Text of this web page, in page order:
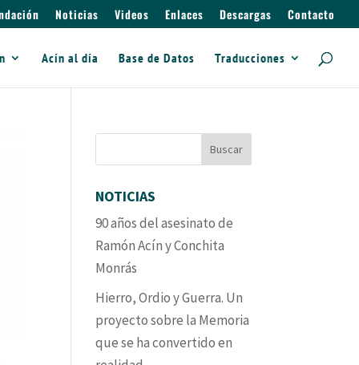
Noticias Videos Enlaces Descargas Contacto
Acín al día Base de Datos Traducciones
NOTICIAS
90 años del asesinato de
Ramón Acín y Conchita
Monrás
Hierro, Ordio y Guerra. Un
proyecto sobre la Memoria
que se ha convertido en